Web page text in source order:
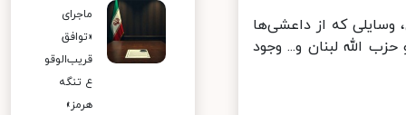
که از داعشی‌ها
صهیونیستی و حزب الله لبنان و... وجود
ماجرای
«توافق
قریب‌الوقو
ع تنگه
هرمز»